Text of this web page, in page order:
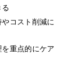
コスト削減に
重点的にケア